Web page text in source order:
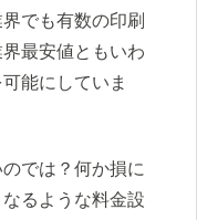
でも有数の印刷
最安値ともいわ
能にしていま
では？何か損に
るような料金設